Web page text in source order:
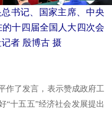
书记、国家主席、中央
十四届全国人大四次会
者 殷博古 摄
了发言，表示赞成政府工
“十五五”经济社会发展提出